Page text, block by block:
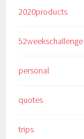
2020products
52weekschallenge
personal
quotes
trips